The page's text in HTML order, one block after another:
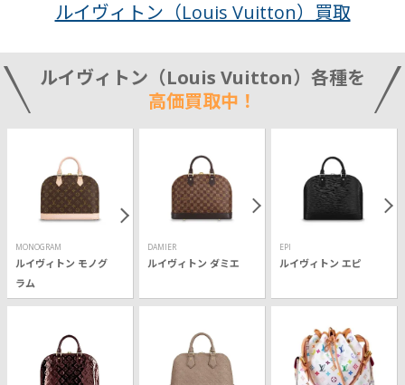
ルイヴィトン（Louis Vuitton）買取
ルイヴィトン（Louis Vuitton）各種を
高価買取中！
MONOGRAM
ルイヴィトン モノグ
ラム
DAMIER
ルイヴィトン ダミエ
EPI
ルイヴィトン エピ